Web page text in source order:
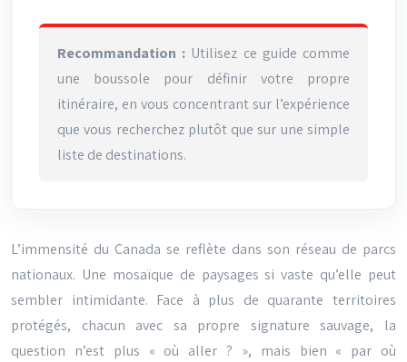
Recommandation : Utilisez ce guide comme
une boussole pour définir votre propre
itinéraire, en vous concentrant sur l’expérience
que vous recherchez plutôt que sur une simple
liste de destinations.
L’immensité du Canada se reflète dans son réseau de parcs
nationaux. Une mosaïque de paysages si vaste qu’elle peut
sembler intimidante. Face à plus de quarante territoires
protégés, chacun avec sa propre signature sauvage, la
question n’est plus « où aller ? », mais bien « par où